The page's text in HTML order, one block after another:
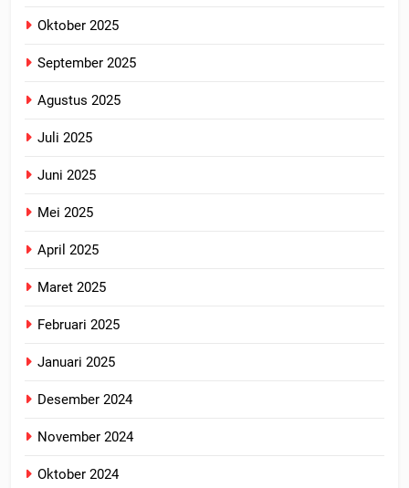
Oktober 2025
September 2025
Agustus 2025
Juli 2025
Juni 2025
Mei 2025
April 2025
Maret 2025
Februari 2025
Januari 2025
Desember 2024
November 2024
Oktober 2024